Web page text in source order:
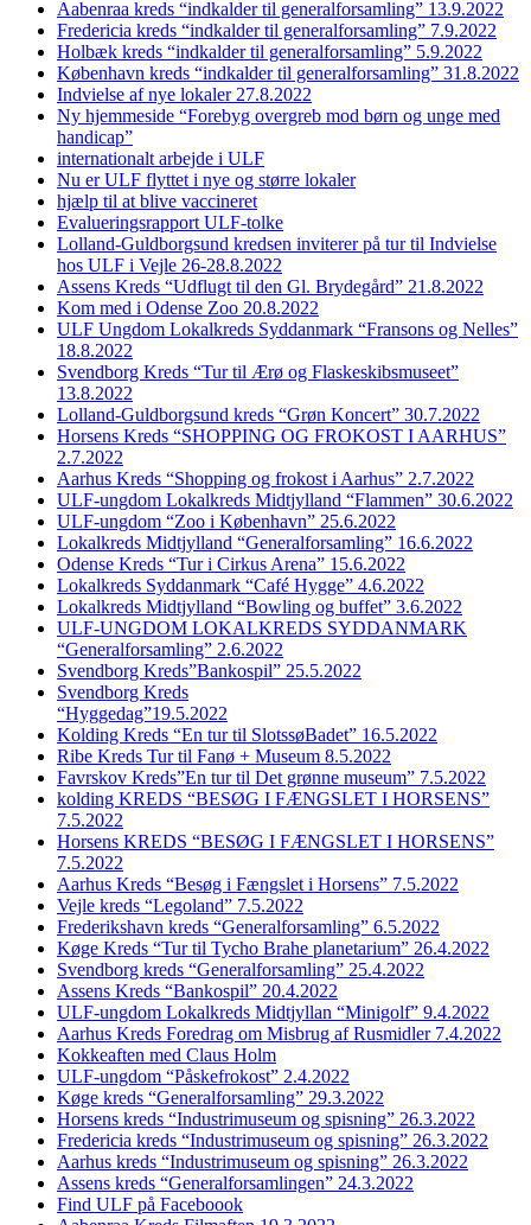
Aabenraa kreds “indkalder til generalforsamling” 13.9.2022
Fredericia kreds “indkalder til generalforsamling” 7.9.2022
Holbæk kreds “indkalder til generalforsamling” 5.9.2022
København kreds “indkalder til generalforsamling” 31.8.2022
Indvielse af nye lokaler 27.8.2022
Ny hjemmeside “Forebyg overgreb mod børn og unge med
handicap”
internationalt arbejde i ULF
Nu er ULF flyttet i nye og større lokaler
hjælp til at blive vaccineret
Evalueringsrapport ULF-tolke
Lolland-Guldborgsund kredsen inviterer på tur til Indvielse
hos ULF i Vejle 26-28.8.2022
Assens Kreds “Udflugt til den Gl. Brydegård” 21.8.2022
Kom med i Odense Zoo 20.8.2022
ULF Ungdom Lokalkreds Syddanmark “Fransons og Nelles”
18.8.2022
Svendborg Kreds “Tur til Ærø og Flaskeskibsmuseet”
13.8.2022
Lolland-Guldborgsund kreds “Grøn Koncert” 30.7.2022
Horsens Kreds “SHOPPING OG FROKOST I AARHUS”
2.7.2022
Aarhus Kreds “Shopping og frokost i Aarhus” 2.7.2022
ULF-ungdom Lokalkreds Midtjylland “Flammen” 30.6.2022
ULF-ungdom “Zoo i København” 25.6.2022
Lokalkreds Midtjylland “Generalforsamling” 16.6.2022
Odense Kreds “Tur i Cirkus Arena” 15.6.2022
Lokalkreds Syddanmark “Café Hygge” 4.6.2022
Lokalkreds Midtjylland “Bowling og buffet” 3.6.2022
ULF-UNGDOM LOKALKREDS SYDDANMARK
“Generalforsamling” 2.6.2022
Svendborg Kreds”Bankospil” 25.5.2022
Svendborg Kreds
“Hyggedag”19.5.2022
Kolding Kreds “En tur til SlotssøBadet” 16.5.2022
Ribe Kreds Tur til Fanø + Museum 8.5.2022
Favrskov Kreds”En tur til Det grønne museum” 7.5.2022
kolding KREDS “BESØG I FÆNGSLET I HORSENS”
7.5.2022
Horsens KREDS “BESØG I FÆNGSLET I HORSENS”
7.5.2022
Aarhus Kreds “Besøg i Fængslet i Horsens” 7.5.2022
Vejle kreds “Legoland” 7.5.2022
Frederikshavn kreds “Generalforsamling” 6.5.2022
Køge Kreds “Tur til Tycho Brahe planetarium” 26.4.2022
Svendborg kreds “Generalforsamling” 25.4.2022
Assens Kreds “Bankospil” 20.4.2022
ULF-ungdom Lokalkreds Midtjyllan “Minigolf” 9.4.2022
Aarhus Kreds Foredrag om Misbrug af Rusmidler 7.4.2022
Kokkeaften med Claus Holm
ULF-ungdom “Påskefrokost” 2.4.2022
Køge kreds “Generalforsamling” 29.3.2022
Horsens kreds “Industrimuseum og spisning” 26.3.2022
Fredericia kreds “Industrimuseum og spisning” 26.3.2022
Aarhus kreds “Industrimuseum og spisning” 26.3.2022
Assens kreds “Generalforsamlingen” 24.3.2022
Find ULF på Faceboook